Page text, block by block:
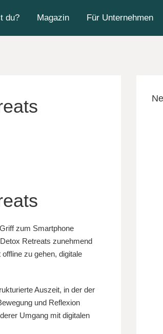
du? Magazin Für Unternehmen
zum Smartphone
Retreats zunehmend
zu gehen, digitale
Auszeit, in der der
und Reflexion
Umgang mit digitalen